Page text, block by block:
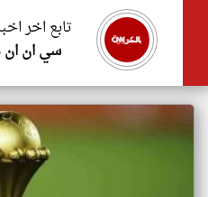
تابع اخر
سي ان ان